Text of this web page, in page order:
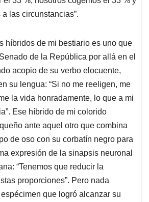
las circunstancias”.
híbridos de mi bestiario es uno que
de la República por allá en el
acopio de su verbo elocuente,
su lengua: “Si no me reeligen, me
la vida honradamente, lo que a mi
Ese híbrido de mi colorido
ante aquel otro que combina
de oso con su corbatín negro para
expresión de la sinapsis neuronal
“Tenemos que reducir la
proporciones”. Pero nada
que logró alcanzar su